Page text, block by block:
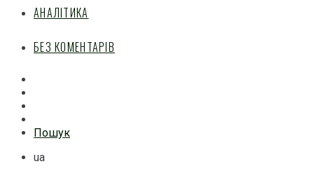
АНАЛІТИКА
БЕЗ КОМЕНТАРІВ
Пошук
ua